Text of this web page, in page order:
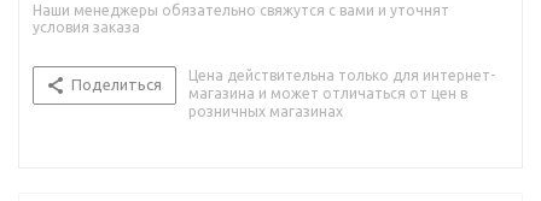
Наши менеджеры обязательно свяжутся с вами и уточнят
условия заказа
Поделиться
Цена действительна только для интернет-
магазина и может отличаться от цен в
розничных магазинах